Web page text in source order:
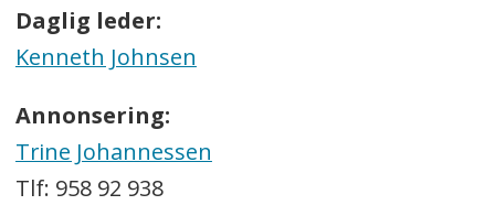
Daglig leder:
Kenneth Johnsen
Annonsering:
Trine Johannessen
Tlf: 958 92 938